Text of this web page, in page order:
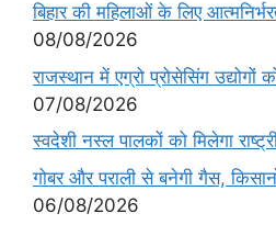
बिहार की महिलाओं के लिए
08/08/2026
राजस्थान में एग्रो प्रोसेसिंग
07/08/2026
स्वदेशी नस्ल पालकों को मिलेगा
गोबर और पराली से बनेगी गैस,
06/08/2026